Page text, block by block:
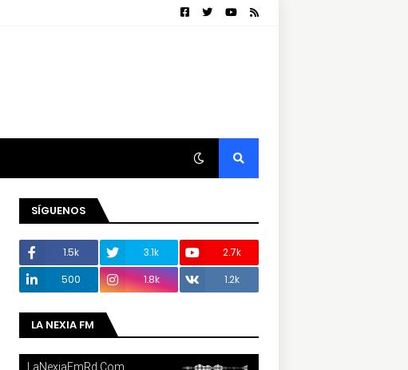
SÍGUENOS
1.5k 3.1k
2.7k
500
1.8k 1.2k
LA NEXIA FM